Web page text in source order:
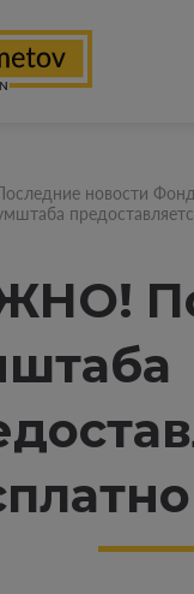
новости